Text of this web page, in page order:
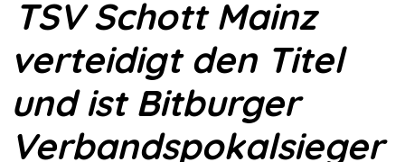
TSV Schott Mainz
verteidigt den Titel
und ist Bitburger
Verbandspokalsieger